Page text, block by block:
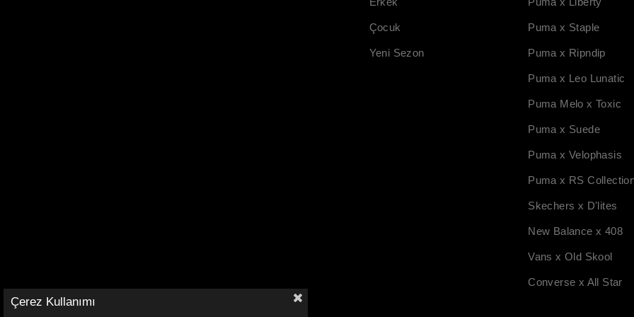
Çocuk
Yeni Sezon
Puma x Staple
Puma x Ripndip
Puma x Leo Lunatic
Puma Melo x Toxic
Puma x Suede
Puma x Velophasis
Puma x RS
Skechers x D'lites
New Balance x 408
Vans x Old Skool
Converse x All Star
Çerez Kullanımı